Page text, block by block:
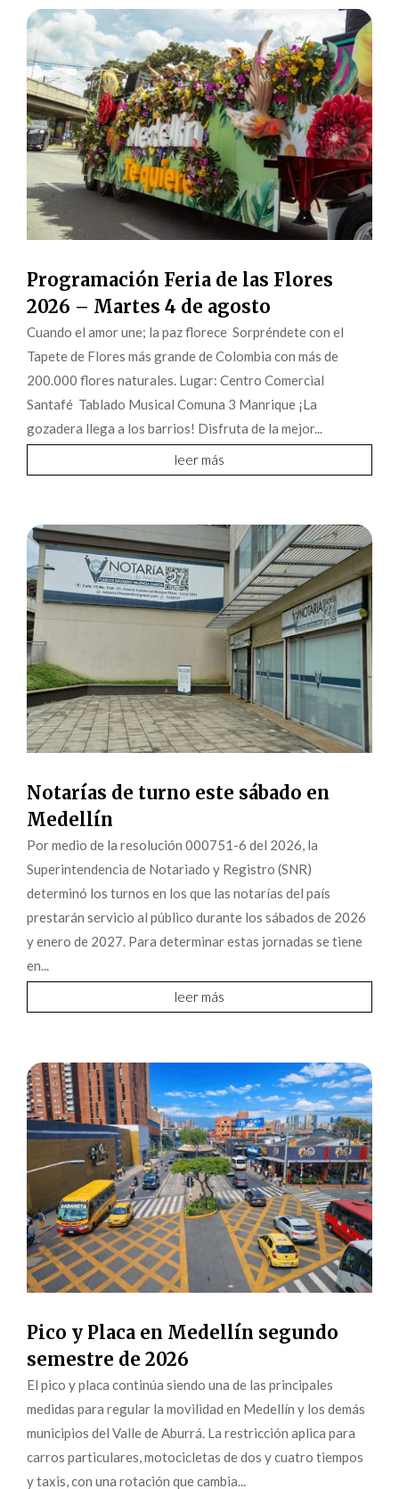
Programación Feria de las Flores
2026 – Martes 4 de agosto
Cuando el amor une; la paz florece Sorpréndete con el
Tapete de Flores más grande de Colombia con más de
200.000 flores naturales. Lugar: Centro Comercial
Santafé Tablado Musical Comuna 3 Manrique ¡La
gozadera llega a los barrios! Disfruta de la mejor...
leer más
Notarías de turno este sábado en
Medellín
Por medio de la resolución 000751-6 del 2026, la
Superintendencia de Notariado y Registro (SNR)
determinó los turnos en los que las notarías del país
prestarán servicio al público durante los sábados de 2026
y enero de 2027. Para determinar estas jornadas se tiene
en...
leer más
Pico y Placa en Medellín segundo
semestre de 2026
El pico y placa continúa siendo una de las principales
medidas para regular la movilidad en Medellín y los demás
municipios del Valle de Aburrá. La restricción aplica para
carros particulares, motocicletas de dos y cuatro tiempos
y taxis, con una rotación que cambia...